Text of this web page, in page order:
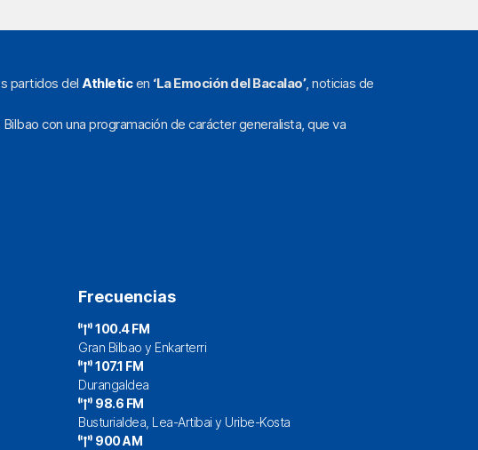
partidos del Athleticen ‘La Emoción del Bacalao’, noticias de
con una programación de carácter generalista, que va
Frecuencias
100.4 FM
Gran Bilbao y Enkarterri
107.1 FM
Durangaldea
98.6 FM
Busturialdea, Lea-Artibai y Uribe-Kosta
900 AM